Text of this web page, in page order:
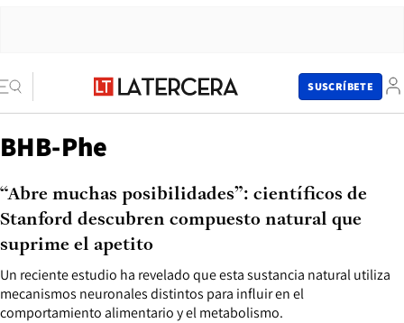
SUSCRÍBETE
BHB-Phe
Un reciente estudio ha revelado que esta sustancia natural utiliza
mecanismos neuronales distintos para influir en el
comportamiento alimentario y el metabolismo.
“Abre muchas posibilidades”: científicos de
Stanford descubren compuesto natural que
suprime el apetito